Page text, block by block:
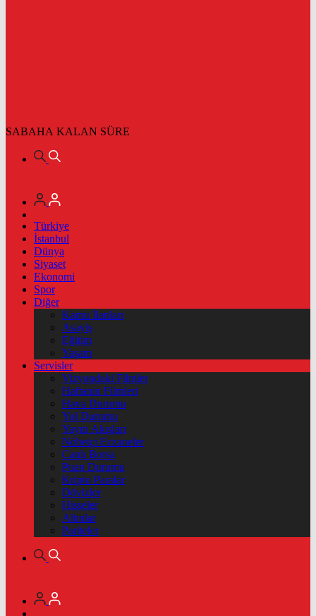
SABAHA KALAN SÜRE
Türkiye
İstanbul
Dünya
Siyaset
Ekonomi
Spor
Diğer
Kamu İlanları
Asayiş
Eğitim
Yaşam
Servisler
Vizyondaki Filmler
Haftanin Filmleri
Hava Durumu
Yol Durumu
Yayın Akışları
Nöbetçi Eczaneler
Canlı Borsa
Puan Durumu
Kripto Paralar
Dövizler
Hisseler
Altınlar
Pariteler